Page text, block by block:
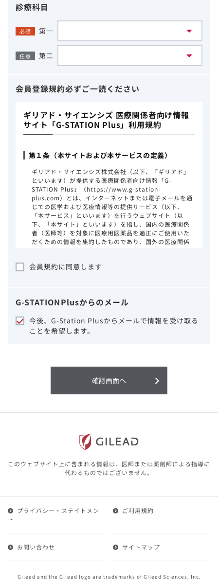
診療科目
必須 第一
任意 第二
会員登録規約必ずご一読ください
ギリアド・サイエンシズ 医療関係者向け情報
サイト「G-STATION Plus」利用規約
第１条（本サイトおよび本サービスの定義）
ギリアド・サイエンシズ株式会社（以下、「ギリアド」
といいます）が提供する医療関係者向け情報「G-
STATION Plus」（https://www.g-station-
plus.com）とは、インターネットまたは電子メールを通
じての医学および医療情報等の提供サービス（以下、
「本サービス」といいます）を行うウェブサイト（以
下、「本サイト」といいます）を指し、国内の医療関係
者（医師等）を対象に医療用医薬品を適正にご使用いた
だくための情報を集約したものであり、国外の医療関係
事項をご熟読いただき、同意された場合のみご利用くだ
ギリアドは、本サイトのコンテンツについて
細心の注意を払い、正確かつ最新の情報を提
供するように努力をしておりますが、正確
性、確実性、妥当性、有用性、ご利用になら
利用することまたは利用できなかったことよ
り生じる損害については一切の責任を負いか
含む）の情報は、その製品またはその製品の
本サイト内の情報は、医師その他医療関係者
が行なうべきアドバイスやサービスを提供す
るものではありません。本サイトに表示され
ている情報は、決して、医師その他医療関係
1.会員とは、医療関係者の方で、本サービスの利用規約
ービスに登録を申し込みギリアドがこれを承認した方を
いいます。
けることができます。
会員規約に同意します
G-STATIONPlusからのメール
今後、G-Station Plusからメールで情報を受け取る
ことを希望します。
確認画面へ
このウェブサイト上に含まれる情報は、医師または薬剤師による指導に
代わるものではございません。
Gilead and the Gilead logo are trademarks of Gilead Sciences, Inc.
プライバシー・ステイトメン
ト
ご利用規約
お問い合わせ サイトマップ